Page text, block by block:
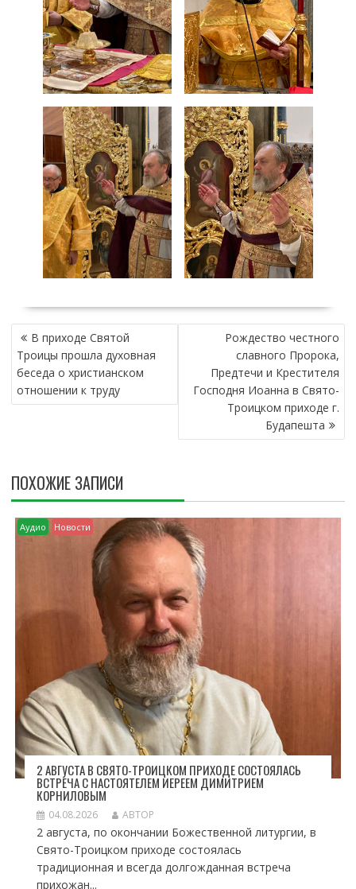
Н
А
В
И
Г
Я
П
О
З
А
М
В приходе Святой
Троицы прошла духовная
беседа о христианском
отношении к труду
Рождество честного
славного Пророка,
Предтечи и Крестителя
Господня Иоанна в Свято-
Троицком приходе г.
Будапешта
ПОХОЖИЕ ЗАПИСИ
Аудио Новости
2 АВГУСТА В СВЯТО-ТРОИЦКОМ ПРИХОДЕ СОСТОЯЛАСЬ
ВСТРЕЧА С НАСТОЯТЕЛЕМ ИЕРЕЕМ ДИМИТРИЕМ
КОРНИЛОВЫМ
04.08.2026 АВТОР
2 августа, по окончании Божественной литургии, в
Свято-Троицком приходе состоялась
традиционная и всегда долгожданная встреча
прихожан...